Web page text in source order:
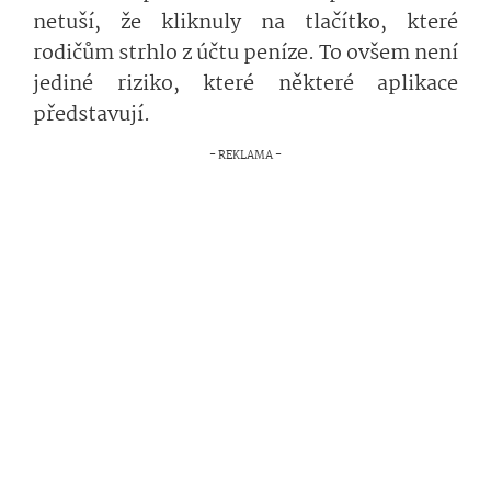
netuší, že kliknuly na tlačítko, které
rodičům strhlo z účtu peníze. To ovšem není
jediné riziko, které některé aplikace
představují.